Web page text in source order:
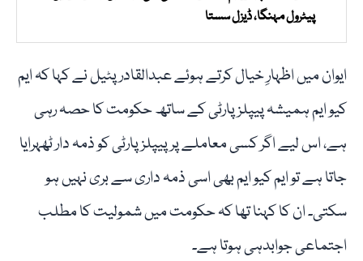
پیٹرول مہنگا، ڈیزل سستا
ایوان میں اظہارِ خیال کرتے ہوئے عبدالقادر پٹیل نے کہا کہ ایم
کیو ایم ہمیشہ پیپلز پارٹی کے ساتھ حکومت کا حصہ رہی
ہے، اس لیے اگر کسی معاملے پر پیپلز پارٹی کو ذمہ دار ٹھہرایا
جاتا ہے تو ایم کیو ایم بھی اسی ذمہ داری سے بری نہیں ہو
سکتی۔ ان کا کہنا تھا کہ حکومت میں شمولیت کا مطلب
اجتماعی جوابدہی ہوتا ہے۔